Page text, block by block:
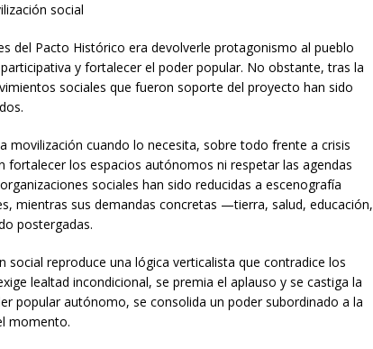
social
del Pacto Histórico era devolverle protagonismo al pueblo
y fortalecer el poder popular. No obstante, tras la
sociales que fueron soporte del proyecto han sido
movilización cuando lo necesita, sobre todo frente a crisis
fortalecer los espacios autónomos ni respetar las agendas
sociales han sido reducidas a escenografía
mientras sus demandas concretas —tierra, salud, educación,
postergadas.
social reproduce una lógica verticalista que contradice los
lealtad incondicional, se premia el aplauso y se castiga la
popular autónomo, se consolida un poder subordinado a la
momento.